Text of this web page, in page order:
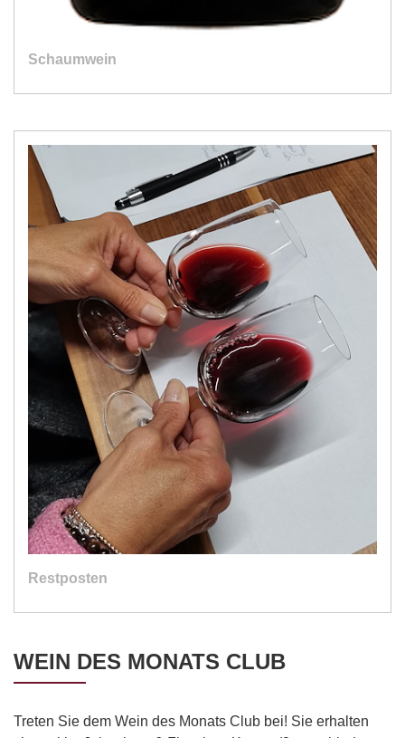
Schaumwein
Restposten
WEIN DES MONATS CLUB
Treten Sie dem Wein des Monats Club bei! Sie erhalten